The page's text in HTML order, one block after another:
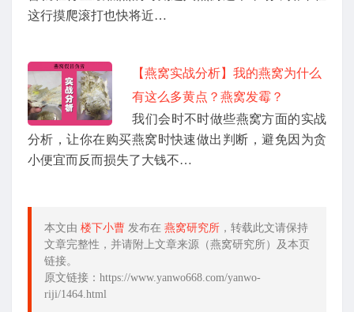
这行摸爬滚打也快将近…
【燕窝实战分析】我的燕窝为什么
有这么多黄点？燕窝发霉？
我们会时不时做些燕窝方面的实战
分析，让你在购买燕窝时快速做出判断，避免因为贪
小便宜而反而损失了大钱不…
本文由 楼下小曹 发布在 燕窝研究所 ，转载此文请保持
文章完整性，并请附上文章来源（燕窝研究所）及本页
链接。
原文链接：https://www.yanwo668.com/yanwo-
riji/1464.html